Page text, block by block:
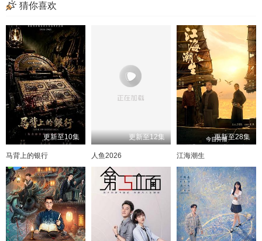
猜你喜欢
更新至10集
马背上的银行
更新至12集
人鱼2026
更新至28集
江海潮生